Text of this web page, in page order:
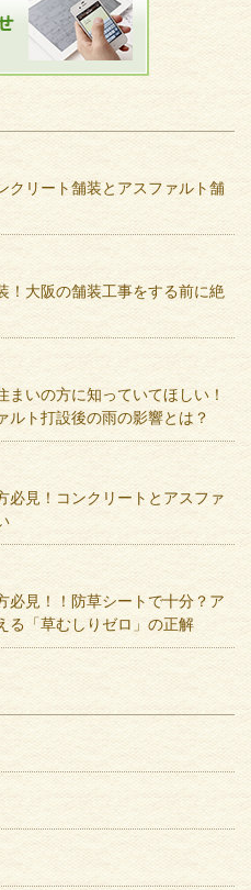
クリート舗装とアスファルト舗
！大阪の舗装工事をする前に絶
まいの方に知っていてほしい！
ルト打設後の雨の影響とは？
必見！コンクリートとアスファ
必見！！防草シートで十分？ア
る「草むしりゼロ」の正解